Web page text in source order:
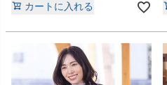
カートに入れる